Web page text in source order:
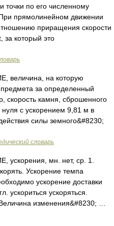
точки по его численному
прямолинейном движении
приращения скорости
за который это
величина, на которую
за определенный
скорость камня, сброшенного
нуля с ускорением 9,81 м в
силы земного&#8230;
словарь
мн. нет, ср. 1.
Ускорение темпа
ускорение доставки
ускориться ускоряться.
изменения&#8230; …